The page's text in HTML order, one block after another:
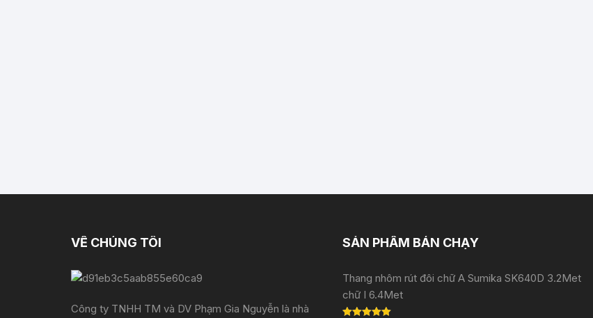
VỀ CHÚNG TÔI
Công ty TNHH TM và DV Phạm Gia Nguyễn là nhà
SẢN PHẨM BÁN CHẠY
Thang nhôm rút đôi chữ A Sumika SK640D 3.2Met
chữ I 6.4Met